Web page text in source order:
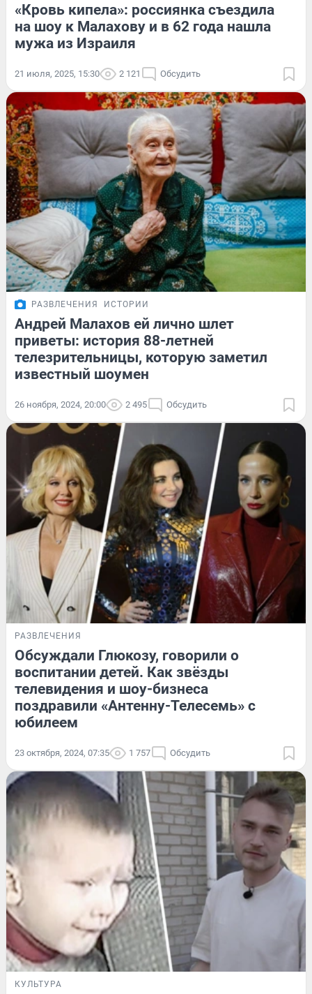
«Кровь кипела»: россиянка съездила
на шоу к Малахову и в 62 года нашла
мужа из Израиля
21 июля, 2025, 15:30 2 121 Обсудить
РАЗВЛЕЧЕНИЯ ИСТОРИИ
Андрей Малахов ей лично шлет
приветы: история 88-летней
телезрительницы, которую заметил
известный шоумен
26 ноября, 2024, 20:00 2 495 Обсудить
РАЗВЛЕЧЕНИЯ
Обсуждали Глюкозу, говорили о
воспитании детей. Как звёзды
телевидения и шоу-бизнеса
поздравили «Антенну-Телесемь» с
юбилеем
23 октября, 2024, 07:35 1 757 Обсудить
КУЛЬТУРА